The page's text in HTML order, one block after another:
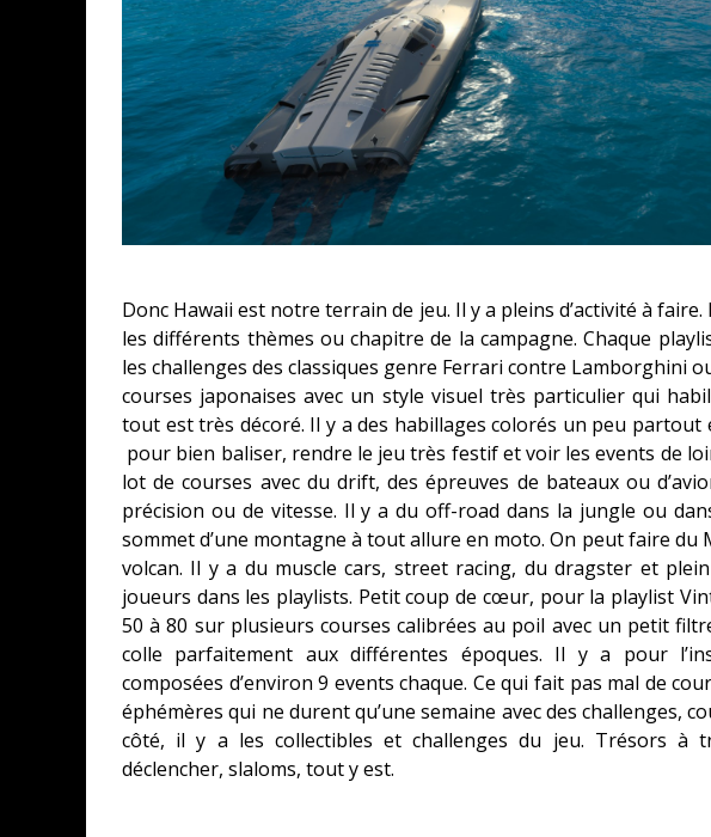
Donc Hawaii est notre terrain de jeu. Il y a pleins d’activité à
les différents thèmes ou chapitre de la campagne. Chaque
les challenges des classiques genre Ferrari contre Lamborghini
courses japonaises avec un style visuel très particulier qui
tout est très décoré. Il y a des habillages colorés un peu
pour bien baliser, rendre le jeu très festif et voir les events de
lot de courses avec du drift, des épreuves de bateaux ou
précision ou de vitesse. Il y a du off-road dans la jungle ou
sommet d’une montagne à tout allure en moto. On peut faire du
volcan. Il y a du muscle cars, street racing, du dragster et
joueurs dans les playlists. Petit coup de cœur, pour la playlist
50 à 80 sur plusieurs courses calibrées au poil avec un petit
colle parfaitement aux différentes époques. Il y a pour
composées d’environ 9 events chaque. Ce qui fait pas mal de
éphémères qui ne durent qu’une semaine avec des challenges,
côté, il y a les collectibles et challenges du jeu. Trésors à
déclencher, slaloms, tout y est.